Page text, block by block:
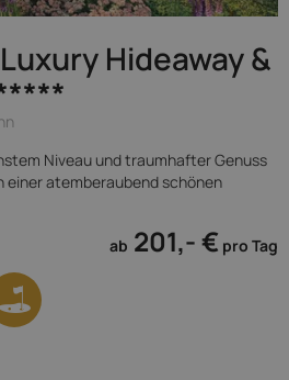
Hideaway &
Niveau und traumhafter Genuss
einer atemberaubend schönen
ab 201,- € pro Tag